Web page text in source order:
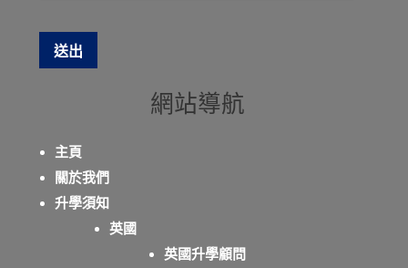
網站導航
主頁
關於我們
升學須知
英國
英國升學顧問